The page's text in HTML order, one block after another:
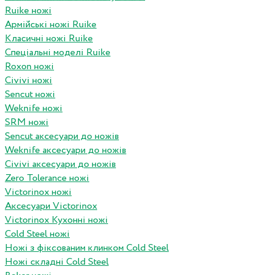
Ruike ножі
Армійські ножі Ruike
Класичні ножі Ruike
Спеціальні моделі Ruike
Roxon ножi
Civivi ножі
Sencut ножі
Weknife ножі
SRM ножі
Sencut аксесуари до ножів
Weknife аксесуари до ножів
Civivi аксесуари до ножів
Zero Tolerance ножі
Victorinox ножі
Аксесуари Victorinox
Victorinox Кухонні ножі
Cold Steel ножі
Ножі з фіксованим клинком Cold Steel
Ножі складні Cold Steel